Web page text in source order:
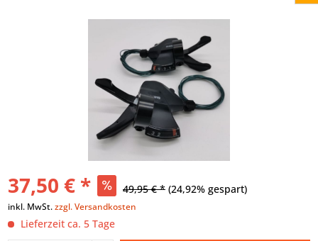
37,50 € * 49,95 € * (24,92% gespart)
inkl. MwSt.zzgl. Versandkosten
Lieferzeit ca. 5 Tage